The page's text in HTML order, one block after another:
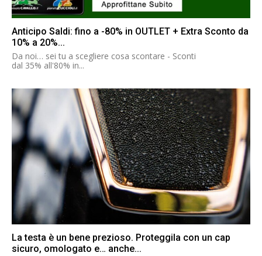
Anticipo Saldi: fino a -80% in OUTLET + Extra Sconto da
10% a 20%...
Da noi… sei tu a scegliere cosa scontare - Sconti
dal 35% all'80% in...
La testa è un bene prezioso. Proteggila con un cap
sicuro, omologato e… anche...